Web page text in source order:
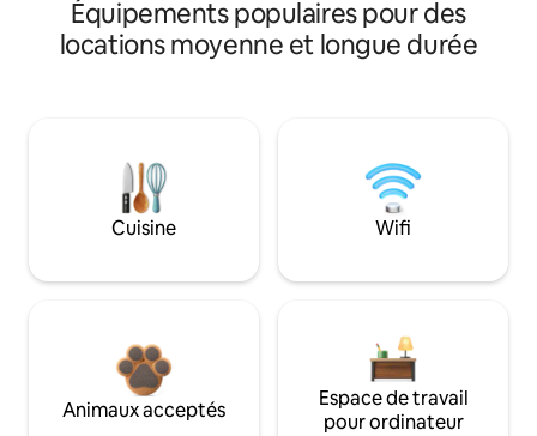
Équipements populaires pour des
locations moyenne et longue durée
Cuisine Wifi
Animaux acceptés
Espace de travail
pour ordinateur